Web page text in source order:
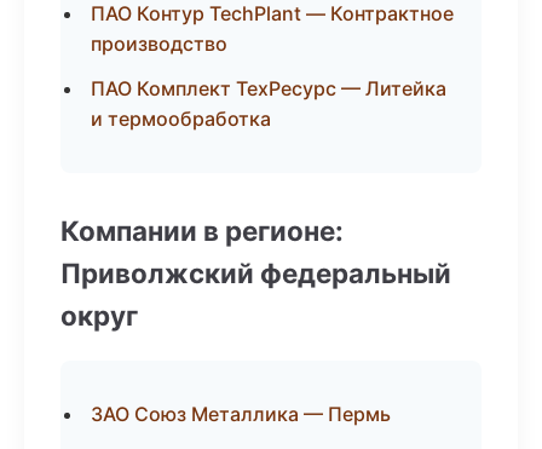
ПАО Контур TechPlant — Контрактное
производство
ПАО Комплект ТехРесурс — Литейка
и термообработка
Компании в регионе:
Приволжский федеральный
округ
ЗАО Союз Металлика — Пермь